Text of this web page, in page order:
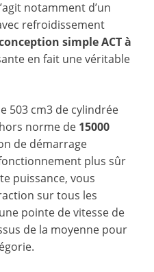
notamment d’un
refroidissement
simple ACT à
en fait une véritable
503 cm3 de cylindrée
norme de 15000
de démarrage
plus sûr
puissance, vous
sur tous les
pointe de vitesse de
de la moyenne pour